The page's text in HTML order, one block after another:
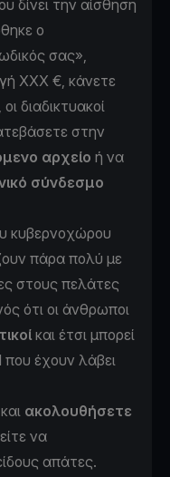
δίνει την αίσθηση
ο
σας»,
ΧΧΧ €, κάνετε
διαδικτυακοί
στην
αρχείο ή να
σύνδεσμο
κυβερνοχώρου
πάρα πολύ με
στους πελάτες
ότι οι άνθρωποι
και έτσι μπορεί
έχουν λάβει
ακολουθήσετε
να
απάτες.